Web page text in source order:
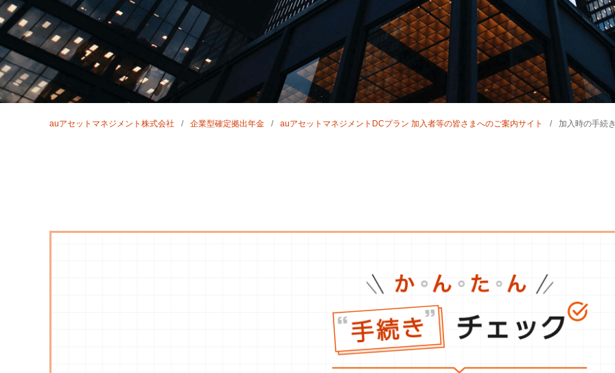
auアセットマネジメント株式会社 企業型確定拠出年金 auアセットマネジメントDCプラン 加入者等の皆さまへのご案内サイト 加入時の手続